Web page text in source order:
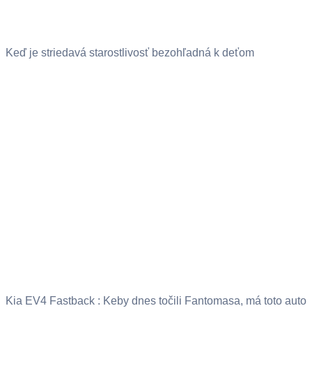
Keď je striedavá starostlivosť bezohľadná k deťom
Kia EV4 Fastback : Keby dnes točili Fantomasa, má toto auto